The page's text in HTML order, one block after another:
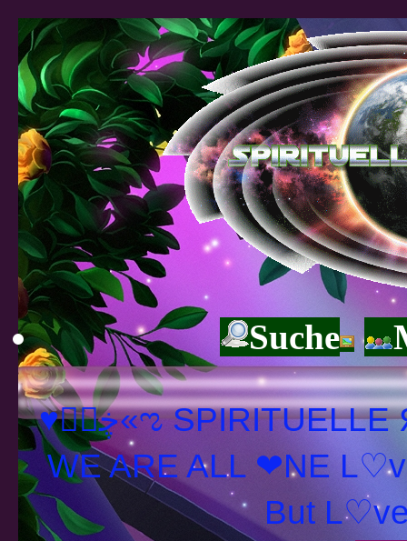
Suche
♥ڿڰۣ«ಌ SPIRITUELLE Я Ξ √ Ω L U T ↑ ☼ N - Forum -
WE ARE ALL ❤NE